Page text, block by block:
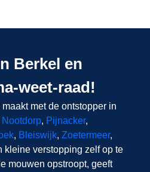
Berkel en
weet-raad!
met de ontstopper in
Nootdorp, Pijnacker,
, Bleiswijk, Zoetermeer,
kleine verstopping zelf op te
mouwen opstroopt, geeft